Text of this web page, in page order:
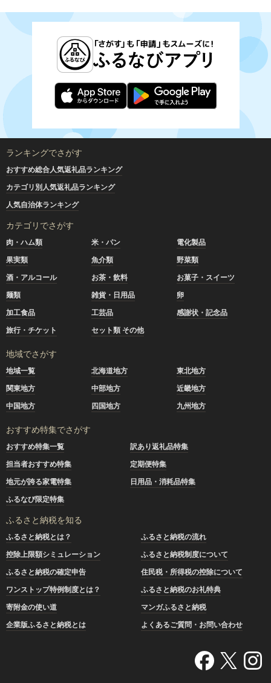
ランキングでさがす
おすすめ総合人気返礼品ランキング
カテゴリ別人気返礼品ランキング
人気自治体ランキング
カテゴリでさがす
肉・ハム類 米・パン
電化製品
果実類
魚介類
野菜類
酒・アルコール
お茶・飲料
お菓子・スイーツ
麺類
雑貨・日用品
卵
加工食品
工芸品
感謝状・記念品
旅行・チケット
セット類 その他
地域でさがす
地域一覧 北海道地方
東北地方
関東地方
中部地方
近畿地方
中国地方
四国地方 九州地方
おすすめ特集でさがす
おすすめ特集一覧
訳あり返礼品特集
担当者おすすめ特集
定期便特集
地元が誇る家電特集
日用品・消耗品特集
ふるなび限定特集
ふるさと納税を知る
ふるさと納税とは？
ふるさと納税の流れ
控除上限額シミュレーション
ふるさと納税制度について
ふるさと納税の確定申告
住民税・所得税の控除について
ワンストップ特例制度とは？
ふるさと納税のお礼特典
寄附金の使い道
マンガふるさと納税
企業版ふるさと納税とは
よくあるご質問・お問い合わせ